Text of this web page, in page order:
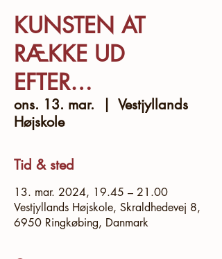
KUNSTEN AT
RÆKKE UD
EFTER…
ons. 13. mar.
  |
Vestjyllands
Højskole
Tid & sted
13. mar. 2024, 19.45 – 21.00
Vestjyllands Højskole, Skraldhedevej 8,
6950 Ringkøbing, Danmark